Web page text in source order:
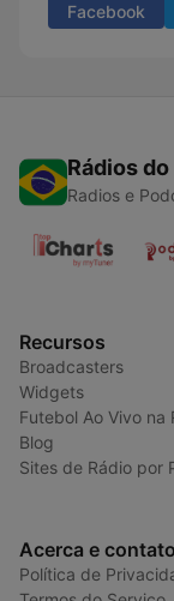
Facebook
Rádios
Radios e
Recursos
Broadcasters
Widgets
Futebol Ao Vivo na
Blog
Sites de Rádio por
Acerca e
Política de